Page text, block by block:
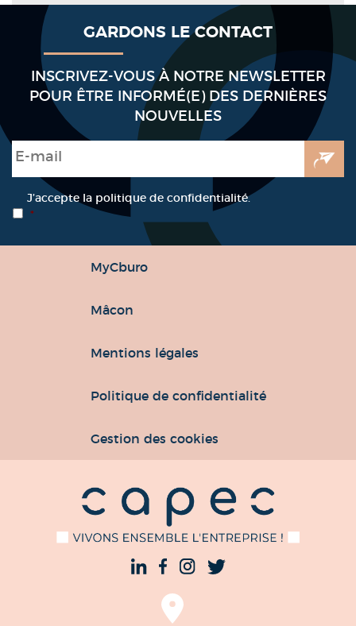
GARDONS LE CONTACT
INSCRIVEZ-VOUS À NOTRE NEWSLETTER
POUR ÊTRE INFORMÉ(E) DES DERNIÈRES
NOUVELLES
E-mail
RGPD *
J’accepte la politique de confidentialité.
*
MyCburo
Mâcon
Mentions légales
Politique de confidentialité
Gestion des cookies